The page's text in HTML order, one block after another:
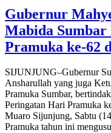
Gubernur
Mabida
Pramuka ke-62
SIJUNJUNG–Gubernur
Ansharullah yang juga
Pramuka Sumbar,
Peringatan Hari Pramuka
Muaro Sijunjung, Sabtu
Pramuka tahun ini